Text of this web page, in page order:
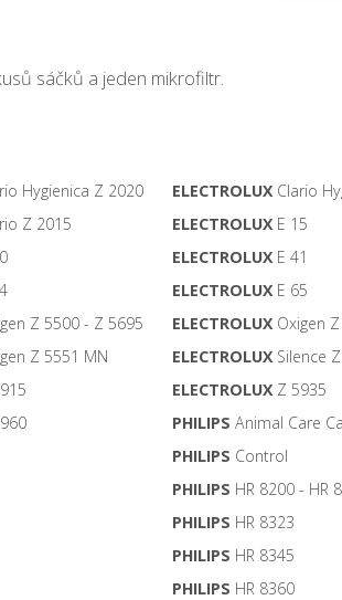
sáčků a jeden mikrofiltr.
Hygienica Z 2020 ELECTROLUXClario
Z 2015 ELECTROLUXE 15
ELECTROLUXE 41
ELECTROLUXE 65
Z 5500 - Z 5695 ELECTROLUXOxigen
Z 5551 MN ELECTROLUXSilence
ELECTROLUXZ 5935
PHILIPS Animal Care
PHILIPS Control
PHILIPS HR 8200 - HR
PHILIPS HR 8323
PHILIPS HR 8345
PHILIPS HR 8360